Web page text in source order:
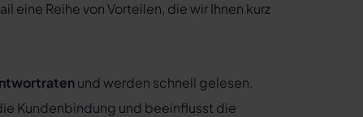
eine Reihe von Vorteilen, die wir Ihnen kurz
und werden schnell gelesen.
Kundenbindung und beeinflusst die